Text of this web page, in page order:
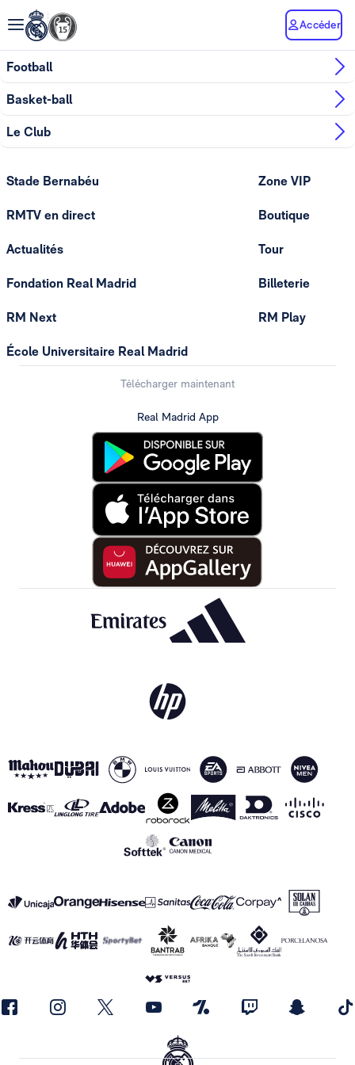
Accéder
Football
Basket-ball
Le Club
Stade Bernabéu
RMTV en direct
Actualités
Fondation Real Madrid
RM Next
École Universitaire Real Madrid
Zone VIP
Boutique
Tour
Billeterie
RM Play
Télécharger maintenant
Real Madrid App